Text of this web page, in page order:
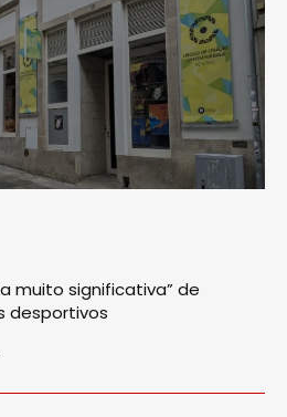
muito significativa” de
desportivos